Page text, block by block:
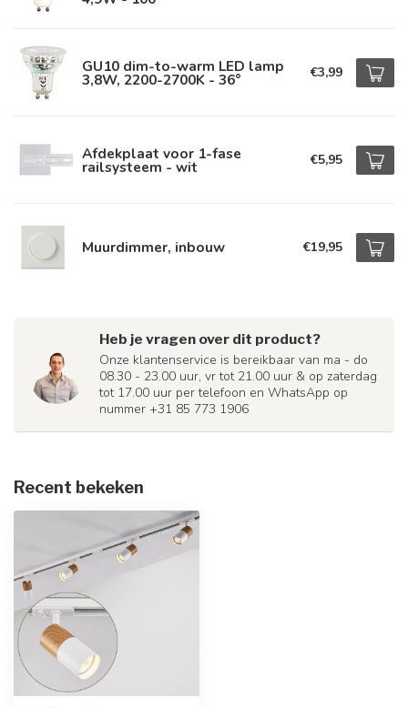
GU10 dim-to-warm LED lamp
3,8W, 2200-2700K - 36° €3,99
Afdekplaat voor 1-fase
railsysteem - wit €5,95
Muurdimmer, inbouw €19,95
Heb je vragen over dit product?
Onze klantenservice is bereikbaar van ma - do
08.30 - 23.00 uur, vr tot 21.00 uur & op zaterdag
tot 17.00 uur per telefoon en WhatsApp op
nummer +31 85 773 1906
Recent bekeken